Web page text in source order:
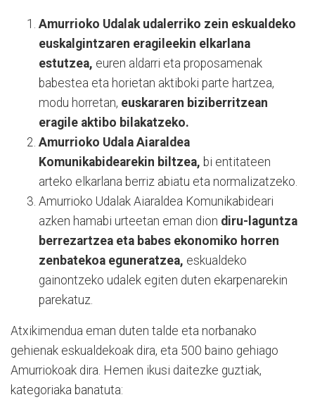
Amurrioko Udalak udalerriko zein eskualdeko
euskalgintzaren eragileekin elkarlana
estutzea, euren aldarri eta proposamenak
babestea eta horietan aktiboki parte hartzea,
modu horretan, euskararen biziberritzean
eragile aktibo bilakatzeko.
Amurrioko Udala Aiaraldea
Komunikabidearekin biltzea, bi entitateen
arteko elkarlana berriz abiatu eta normalizatzeko.
Amurrioko Udalak Aiaraldea Komunikabideari
azken hamabi urteetan eman dion diru-laguntza
berrezartzea eta babes ekonomiko horren
zenbatekoa eguneratzea, eskualdeko
gainontzeko udalek egiten duten ekarpenarekin
parekatuz.
Atxikimendua eman duten talde eta norbanako
gehienak eskualdekoak dira, eta 500 baino gehiago
Amurriokoak dira. Hemen ikusi daitezke guztiak,
kategoriaka banatuta: